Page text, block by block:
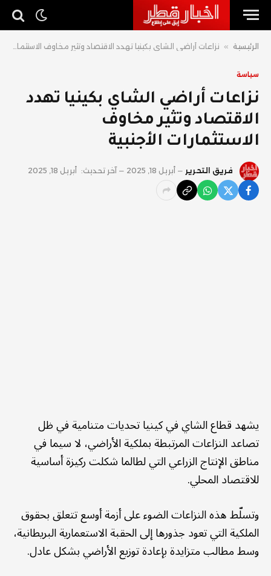
الرئيسية » نزاعات أراضي الشاي بكينيا تهدد الاقتصاد وتثير مخاوف الاستثمارات الأجنبية
سياسة
نزاعات أراضي الشاي بكينيا تهدد
الاقتصاد وتثير مخاوف
الاستثمارات الأجنبية
فريق التحرير أبريل 18, 2025 آخر تحديث: أبريل 18, 2025
يشهد قطاع الشاي في كينيا تحديات متنامية في ظل
تصاعد النزاعات المرتبطة بملكية الأراضي، لا سيما في
مناطق الإنتاج الزراعي التي لطالما شكلت ركيزة أساسية
للاقتصاد المحلي.
وتسلّط هذه النزاعات الضوء على أزمة أوسع تتعلق بحقوق
الملكية التي تعود جذورها إلى الحقبة الاستعمارية البريطانية،
وسط مطالب متزايدة بإعادة توزيع الأراضي بشكل عادل.